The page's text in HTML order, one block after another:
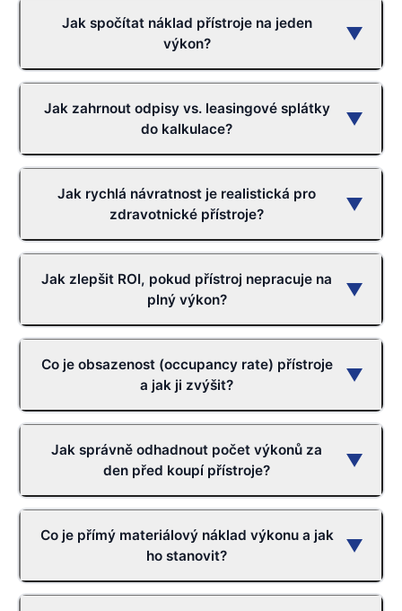
Jak spočítat náklad přístroje na jeden
výkon?
▼
Jak zahrnout odpisy vs. leasingové splátky
do kalkulace?
▼
Jak rychlá návratnost je realistická pro
zdravotnické přístroje?
▼
Jak zlepšit ROI, pokud přístroj nepracuje na
plný výkon?
▼
Co je obsazenost (occupancy rate) přístroje
a jak ji zvýšit?
▼
Jak správně odhadnout počet výkonů za
den před koupí přístroje?
▼
Co je přímý materiálový náklad výkonu a jak
ho stanovit?
▼